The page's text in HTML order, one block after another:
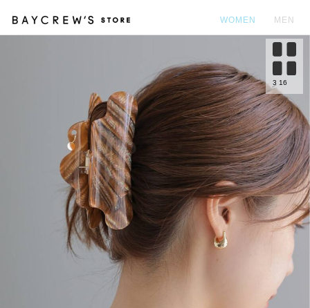
WOMEN MEN
3 16